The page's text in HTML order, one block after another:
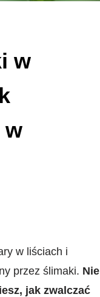
w
w
w liściach i
przez ślimaki. Nie
jak zwalczać